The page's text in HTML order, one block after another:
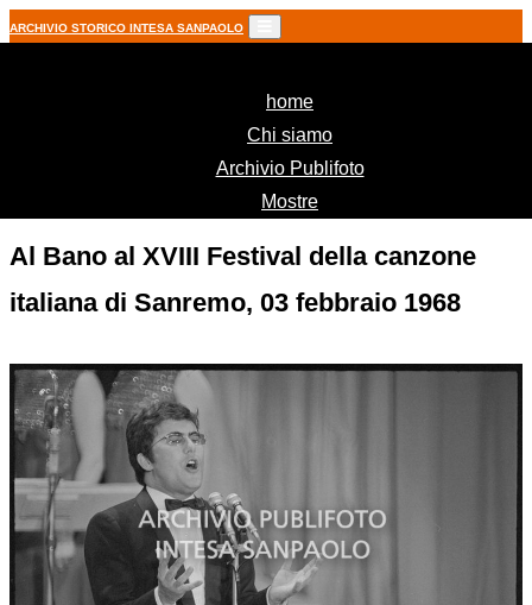
ARCHIVIO STORICO INTESA SANPAOLO
home(current)
Chi siamo
Archivio Publifoto
Mostre
Al Bano al XVIII Festival della canzone
italiana di Sanremo, 03 febbraio 1968